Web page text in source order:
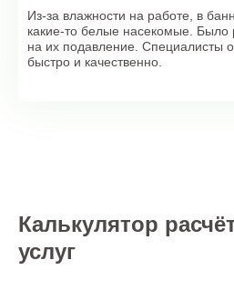
Из-за влажности на работе, в
какие-то белые насекомые.
на их подавление. Специалисты
быстро и качественно.
Калькулятор
услуг